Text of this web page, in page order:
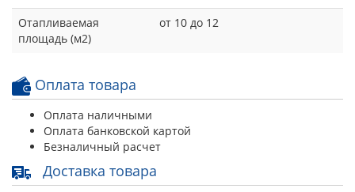
Отапливаемая
площадь (м2)
от 10 до 12
Оплата товара
Оплата наличными
Оплата банковской картой
Безналичный расчет
Доставка товара